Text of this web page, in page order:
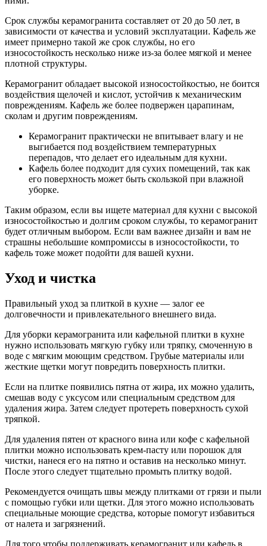
Срок службы керамогранита составляет от 20 до 50 лет, в
зависимости от качества и условий эксплуатации. Кафель же
имеет примерно такой же срок службы, но его
износостойкость несколько ниже из-за более мягкой и менее
плотной структуры.
Керамогранит обладает высокой износостойкостью, не боится
воздействия щелочей и кислот, устойчив к механическим
повреждениям. Кафель же более подвержен царапинам,
сколам и другим повреждениям.
Керамогранит практически не впитывает влагу и не
выгибается под воздействием температурных
перепадов, что делает его идеальным для кухни.
Кафель более подходит для сухих помещений, так как
его поверхность может быть скользкой при влажной
уборке.
Таким образом, если вы ищете материал для кухни с высокой
износостойкостью и долгим сроком службы, то керамогранит
будет отличным выбором. Если вам важнее дизайн и вам не
страшны небольшие компромиссы в износостойкости, то
кафель тоже может подойти для вашей кухни.
Уход и чистка
Правильный уход за плиткой в кухне — залог ее
долговечности и привлекательного внешнего вида.
Для уборки керамогранита или кафельной плитки в кухне
нужно использовать мягкую губку или тряпку, смоченную в
воде с мягким моющим средством. Грубые материалы или
жесткие щетки могут повредить поверхность плитки.
Если на плитке появились пятна от жира, их можно удалить,
смешав воду с уксусом или специальным средством для
удаления жира. Затем следует протереть поверхность сухой
тряпкой.
Для удаления пятен от красного вина или кофе с кафельной
плитки можно использовать крем-пасту или порошок для
чистки, нанеся его на пятно и оставив на несколько минут.
После этого следует тщательно промыть плитку водой.
Рекомендуется очищать швы между плитками от грязи и пыли
с помощью губки или щетки. Для этого можно использовать
специальные моющие средства, которые помогут избавиться
от налета и загрязнений.
Для того чтобы поддерживать керамогранит или кафель в